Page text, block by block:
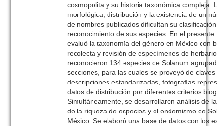
cosmopolita y su historia taxonómica compleja.
morfológica, distribución y la existencia de un
de nombres publicados dificultan su
reconocimiento de sus especies. En el presente
evaluó la taxonomía del género en México con
recolecta y revisión de especímenes de
reconocieron 134 especies de Solanum
secciones, para las cuales se proveyó de
descripciones estandarizadas, fotografías
datos de distribución por diferentes criterios
Simultáneamente, se desarrollaron análisis de
de la riqueza de especies y el endemismo de
México. Se elaboró una base de datos con los